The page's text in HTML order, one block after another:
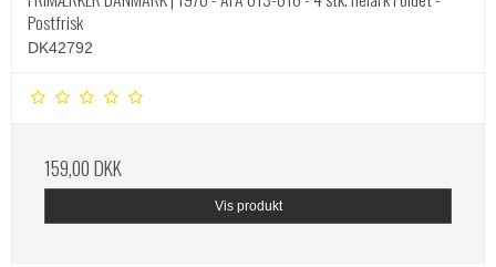
Postfrisk
DK42792
159,00 DKK
Vis produkt